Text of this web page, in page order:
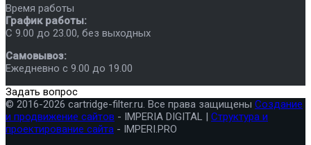
Время работы
График работы:
C 9.00 до 23.00, без выходных
Самовывоз:
Ежедневно с 9.00 до 19.00
Задать вопрос
© 2016-2026 cartridge-filter.ru. Все права защищены Создание
и продвижение сайтов - IMPERIA DIGITAL | Структура и
проектирование сайта - IMPERI.PRO